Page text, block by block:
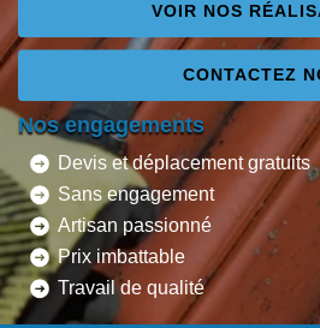
VOIR NOS
CONTACTEZ
Nos engagements
Devis et déplacement gratuits
Sans engagement
Artisan passionné
Prix imbattable
Travail de qualité